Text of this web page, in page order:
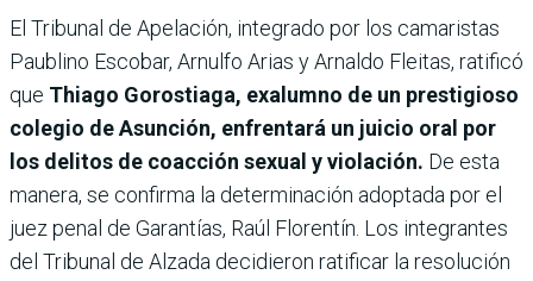
El Tribunal de Apelación, integrado por los camaristas
Paublino Escobar, Arnulfo Arias y Arnaldo Fleitas, ratificó
que Thiago Gorostiaga, exalumno de un prestigioso
colegio de Asunción, enfrentará un juicio oral por
los delitos de coacción sexual y violación. De esta
manera, se confirma la determinación adoptada por el
juez penal de Garantías, Raúl Florentín. Los integrantes
del Tribunal de Alzada decidieron ratificar la resolución